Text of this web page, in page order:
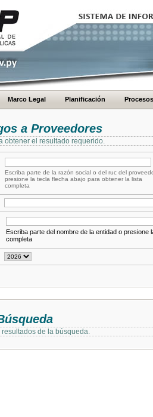
Marco Legal Planificación Procesos
a Proveedores
obtener el resultado requerido.
Escriba parte de la razón social o del ruc del
presione la tecla flecha abajo para obtener la lista
completa
Escriba parte del nombre de la entidad o presione
completa
de la búsqueda.